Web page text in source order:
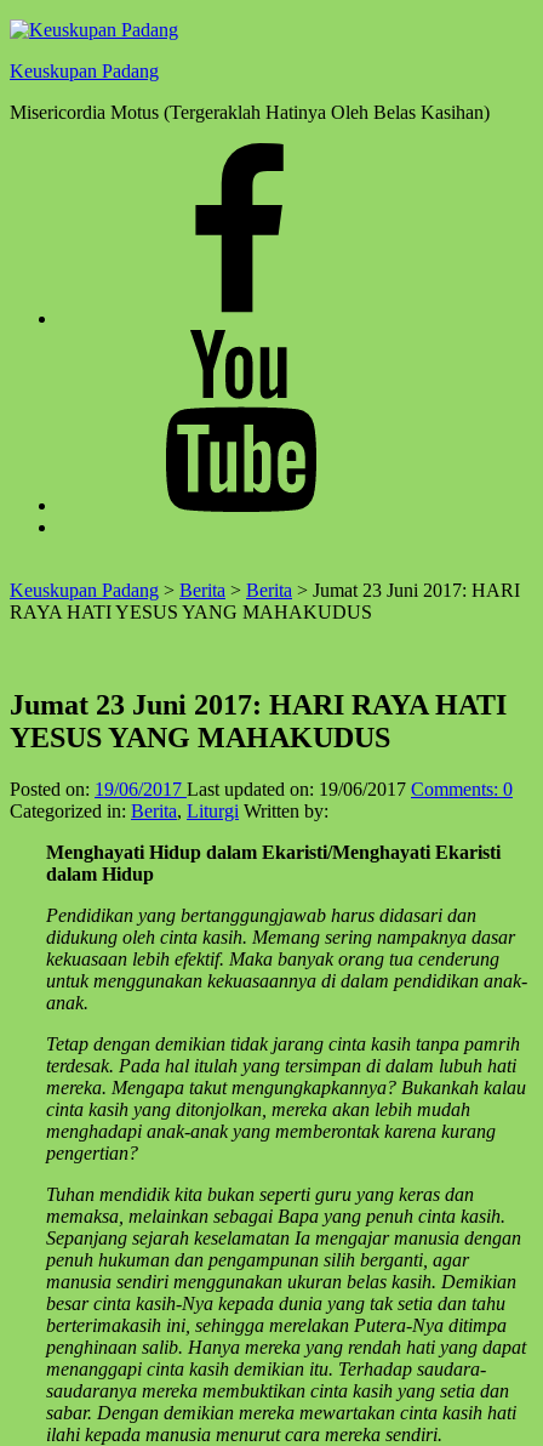
Keuskupan Padang
Misericordia Motus (Tergeraklah Hatinya Oleh Belas Kasihan)
↑
Keuskupan Padang > Berita > Berita > Jumat 23 Juni 2017: HARI
RAYA HATI YESUS YANG MAHAKUDUS
Jumat 23 Juni 2017: HARI RAYA HATI
YESUS YANG MAHAKUDUS
Posted on: 19/06/2017 Last updated on: 19/06/2017 Comments: 0
Categorized in: Berita, Liturgi Written by:
Menghayati Hidup dalam Ekaristi/Menghayati Ekaristi
dalam Hidup
Pendidikan yang bertanggungjawab harus didasari dan
didukung oleh cinta kasih. Memang sering nampaknya dasar
kekuasaan lebih efektif. Maka banyak orang tua cenderung
untuk menggunakan kekuasaannya di dalam pendidikan anak-
anak.
Tetap dengan demikian tidak jarang cinta kasih tanpa pamrih
terdesak. Pada hal itulah yang tersimpan di dalam lubuh hati
mereka. Mengapa takut mengungkapkannya? Bukankah kalau
cinta kasih yang ditonjolkan, mereka akan lebih mudah
menghadapi anak-anak yang memberontak karena kurang
pengertian?
Tuhan mendidik kita bukan seperti guru yang keras dan
memaksa, melainkan sebagai Bapa yang penuh cinta kasih.
Sepanjang sejarah keselamatan Ia mengajar manusia dengan
penuh hukuman dan pengampunan silih berganti, agar
manusia sendiri menggunakan ukuran belas kasih. Demikian
besar cinta kasih-Nya kepada dunia yang tak setia dan tahu
berterimakasih ini, sehingga merelakan Putera-Nya ditimpa
penghinaan salib. Hanya mereka yang rendah hati yang dapat
menanggapi cinta kasih demikian itu. Terhadap saudara-
saudaranya mereka membuktikan cinta kasih yang setia dan
sabar. Dengan demikian mereka mewartakan cinta kasih hati
ilahi kepada manusia menurut cara mereka sendiri.